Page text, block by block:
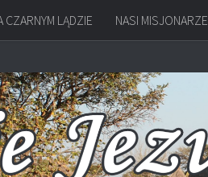
CZARNYM LĄDZIE NASI MISJONARZE